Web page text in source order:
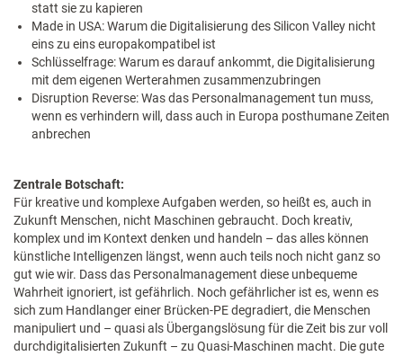
statt sie zu kapieren
Made in USA: Warum die Digitalisierung des Silicon Valley nicht
eins zu eins europakompatibel ist
Schlüsselfrage: Warum es darauf ankommt, die Digitalisierung
mit dem eigenen Werterahmen zusammenzubringen
Disruption Reverse: Was das Personalmanagement tun muss,
wenn es verhindern will, dass auch in Europa posthumane Zeiten
anbrechen
​Zentrale Botschaft:
Für kreative und komplexe Aufgaben werden, so heißt es, auch in
Zukunft Menschen, nicht Maschinen gebraucht. Doch kreativ,
komplex und im Kontext denken und handeln – das alles können
künstliche Intelligenzen längst, wenn auch teils noch nicht ganz so
gut wie wir. Dass das Personalmanagement diese unbequeme
Wahrheit ignoriert, ist gefährlich. Noch gefährlicher ist es, wenn es
sich zum Handlanger einer Brücken-PE degradiert, die Menschen
manipuliert und – quasi als Übergangslösung für die Zeit bis zur voll
durchdigitalisierten Zukunft – zu Quasi-Maschinen macht. Die gute